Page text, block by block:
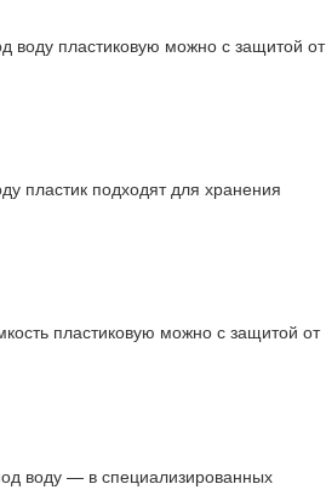
воду пластиковую можно с защитой от
пластик подходят для хранения
пластиковую можно с защитой от
воду — в специализированных